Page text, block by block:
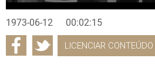
1973-06-12 00:02:15
LICENCIAR CONTEÚDO